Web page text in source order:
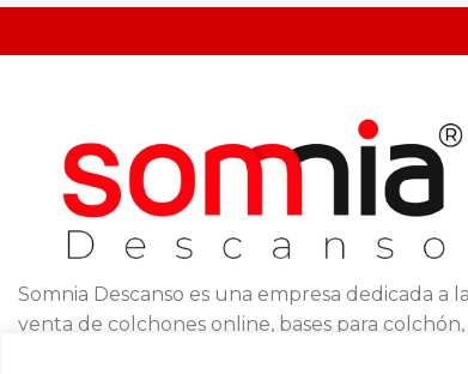
Somnia Descanso es una empresa dedicada a
venta de colchones online, bases para colchón,